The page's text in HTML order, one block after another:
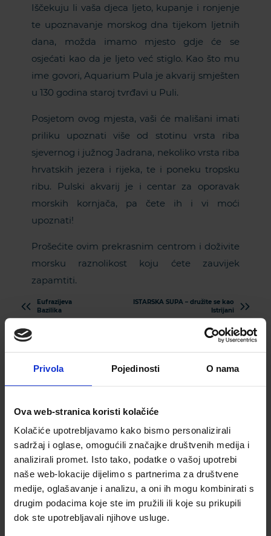
Privola Pojedinosti O nama
Ova web-stranica koristi kolačiće
Kolačiće upotrebljavamo kako bismo personalizirali
sadržaj i oglase, omogućili značajke društvenih medija i
analizirali promet. Isto tako, podatke o vašoj upotrebi
naše web-lokacije dijelimo s partnerima za društvene
medije, oglašavanje i analizu, a oni ih mogu kombinirati s
drugim podacima koje ste im pružili ili koje su prikupili
dok ste upotrebljavali njihove usluge.
Iščekuju li vaša djeca ljeto, kupanje i ronjenje
te upoznavanje morskog dna tijekom ljetnih
dana, možda imamo mjesto gdje će se
osjećati kao da je ljeto već stiglo. Kao što mu
ime govori, Aquarium Pula je akvarij smješten
u 130 godina staroj tvrđavi u Puli.
Posjetom ovog mjesta, vaši će mališani imati
priliku upoznati više od stotinu vrsta riba
sjevernog i južnog Jadrana, nekoliko vrsta riba
hrvatskih jezera i rijeka, te i poneku tropsku
ribu. Pulski akvarij je i centar za oporavak
morskih kornjača, pa čete ih i vi moći
upoznati!
Prošećite ovim prekrasnim centrom i doživite
morsku raznolikost koju ćete zauvijek
zapamtiti.
Eufrazijeva
Bazilika
ISTARSKA SUPA – družite se kao
Istrijani
Pretplatite se na naš
newsletter
MOLIMO UNESITE VAŠU E-MAIL ADRESU